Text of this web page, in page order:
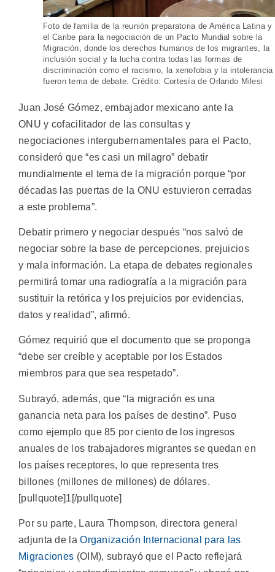
Foto de familia de la reunión preparatoria de América Latina y
el Caribe para la negociación de un Pacto Mundial sobre la
Migración, donde los derechos humanos de los migrantes, la
inclusión social y la lucha contra todas las formas de
discriminación como el racismo, la xenofobia y la intolerancia
fueron tema de debate. Crédito: Cortesía de Orlando Milesi
Juan José Gómez, embajador mexicano ante la
ONU y cofacilitador de las consultas y
negociaciones intergubernamentales para el Pacto,
consideró que “es casi un milagro” debatir
mundialmente el tema de la migración porque “por
décadas las puertas de la ONU estuvieron cerradas
a este problema”.
Debatir primero y negociar después “nos salvó de
negociar sobre la base de percepciones, prejuicios
y mala información. La etapa de debates regionales
permitirá tomar una radiografía a la migración para
sustituir la retórica y los prejuicios por evidencias,
datos y realidad”, afirmó.
Gómez requirió que el documento que se proponga
“debe ser creíble y aceptable por los Estados
miembros para que sea respetado”.
Subrayó, además, que “la migración es una
ganancia neta para los países de destino”. Puso
como ejemplo que 85 por ciento de los ingresos
anuales de los trabajadores migrantes se quedan en
los países receptores, lo que representa tres
billones (millones de millones) de dólares.
[pullquote]1[/pullquote]
Por su parte, Laura Thompson, directora general
adjunta de laOrganización Internacional para las
Migraciones (OIM), subrayó que el Pacto reflejará